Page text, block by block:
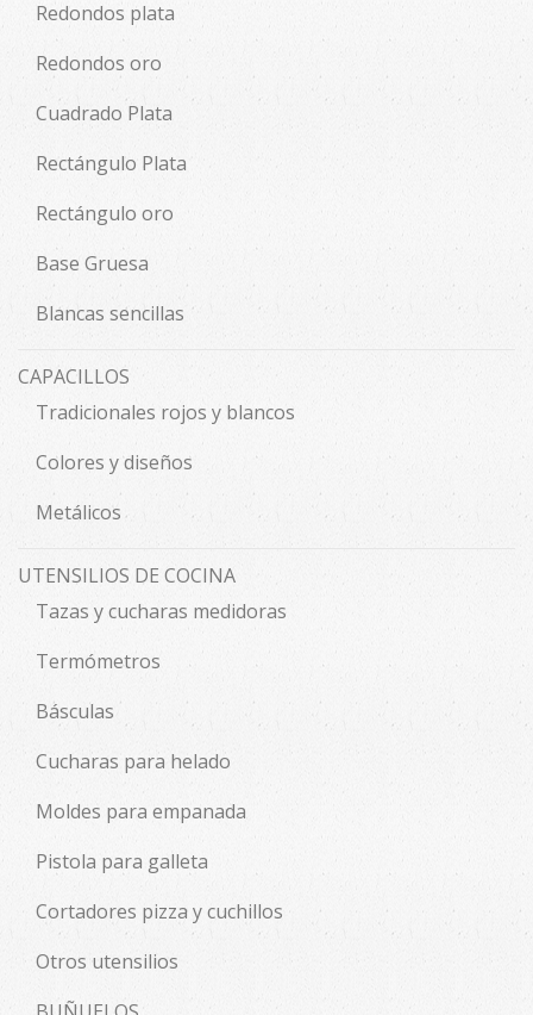
Redondos plata
Redondos oro
Cuadrado Plata
Rectángulo Plata
Rectángulo oro
Base Gruesa
Blancas sencillas
CAPACILLOS
Tradicionales rojos y blancos
Colores y diseños
Metálicos
UTENSILIOS DE COCINA
Tazas y cucharas medidoras
Termómetros
Básculas
Cucharas para helado
Moldes para empanada
Pistola para galleta
Cortadores pizza y cuchillos
Otros utensilios